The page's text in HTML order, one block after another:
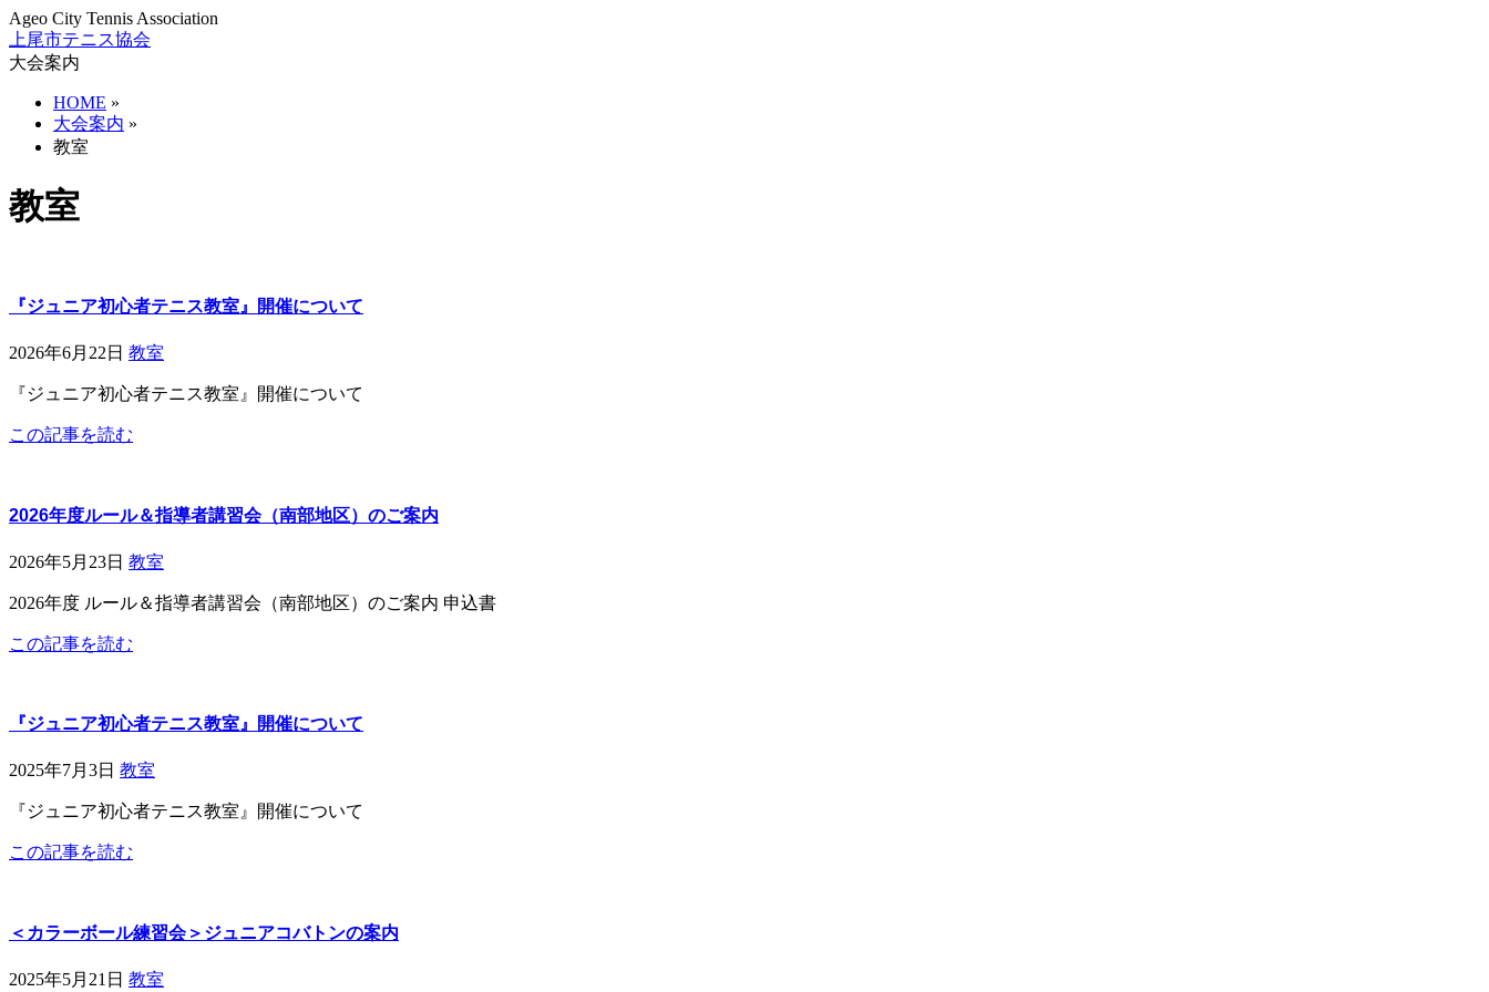
Ageo City Tennis Association
上尾市テニス協会
大会案内
HOME »
大会案内 »
教室
教室
『ジュニア初心者テニス教室』開催について
2026年6月22日 教室
『ジュニア初心者テニス教室』開催について
この記事を読む
2026年度ルール＆指導者講習会（南部地区）のご案内
2026年5月23日 教室
2026年度 ルール＆指導者講習会（南部地区）のご案内 申込書
この記事を読む
『ジュニア初心者テニス教室』開催について
2025年7月3日 教室
『ジュニア初心者テニス教室』開催について
この記事を読む
＜カラーボール練習会＞ジュニアコバトンの案内
2025年5月21日 教室